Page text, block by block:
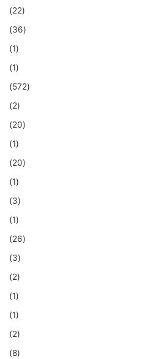
(22)
(36)
(1)
(1)
(572)
(2)
(20)
(1)
(20)
(1)
(3)
(1)
(26)
(3)
(2)
(1)
(1)
(2)
(8)